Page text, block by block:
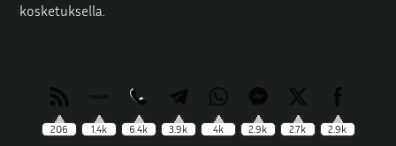
206 1.4k 6.4k 3.9k 4k 2.9k 2.7k 2.9k
kosketuksella.